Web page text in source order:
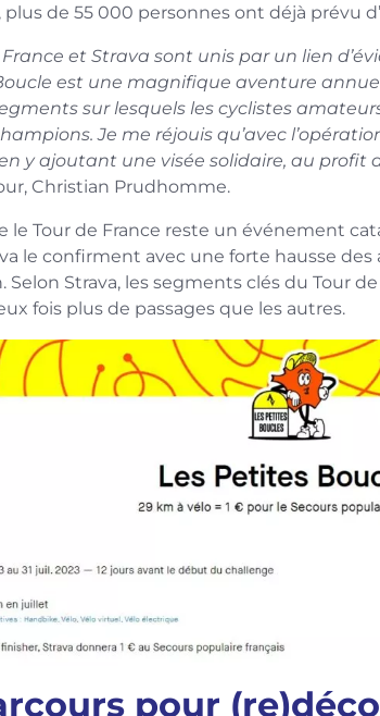
de 55 000 personnes ont déjà prévu
France et Strava sont unis par un lien
est une magnifique aventure
sur lesquels les cyclistes
Je me réjouis qu’avec
y ajoutant une visée solidaire, au profit
Christian Prudhomme.
le Tour de France reste un événement
le confirment avec une forte hausse
Strava, les segments clés du Tour
fois plus de passages que les autres.
pour